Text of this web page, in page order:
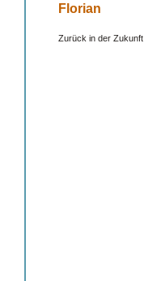
Florian
Zurück in der Zukunft